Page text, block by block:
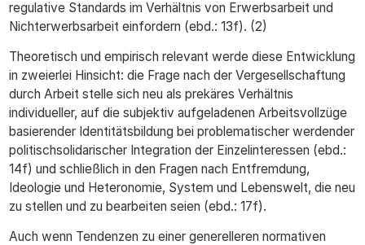
regulative Standards im Verhältnis von Erwerbsarbeit und
Nichterwerbsarbeit einfordern (ebd.: 13f). (2)
Theoretisch und empirisch relevant werde diese Entwicklung
in zweierlei Hinsicht: die Frage nach der Vergesellschaftung
durch Arbeit stelle sich neu als prekäres Verhältnis
individueller, auf die subjektiv aufgeladenen Arbeitsvollzüge
basierender Identitätsbildung bei problematischer werdender
politischsolidarischer Integration der Einzelinteressen (ebd.:
14f) und schließlich in den Fragen nach Entfremdung,
Ideologie und Heteronomie, System und Lebenswelt, die neu
zu stellen und zu bearbeiten seien (ebd.: 17f).
Auch wenn Tendenzen zu einer generelleren normativen